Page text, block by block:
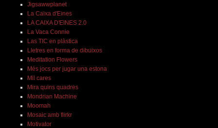
Jigsawwplanet
La Caixa d'Eines
LA CAIXA D'EINES 2.0
La Vaca Connie
Las TIC en plàstica
Lletres en forma de dibuixos
Meditation Flowers
Més jocs per jugar una estona
Mil cares
Mira quins quadres
Mondrian Machine
Moomah
Mosaic amb flirkr
Motivator